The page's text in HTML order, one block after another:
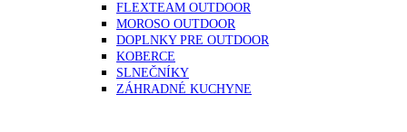
FLEXTEAM OUTDOOR
MOROSO OUTDOOR
DOPLNKY PRE OUTDOOR
KOBERCE
SLNEČNÍKY
ZÁHRADNÉ KUCHYNE